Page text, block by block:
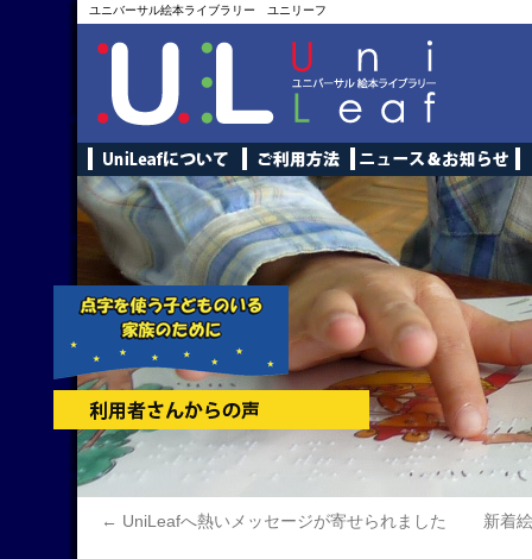
ユニバーサル絵本ライブラリー ユニリーフ
← UniLeafへ熱いメッセージが寄せられました 新着